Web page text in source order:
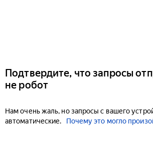
Подтвердите, что запросы
не робот
Нам очень жаль, но запросы с вашего
автоматические.
Почему это могло